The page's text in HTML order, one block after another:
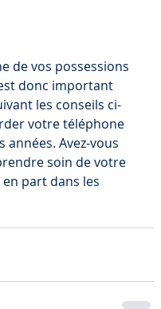
de vos possessions
donc important
les conseils ci-
votre téléphone
Avez-vous
soin de votre
part dans les